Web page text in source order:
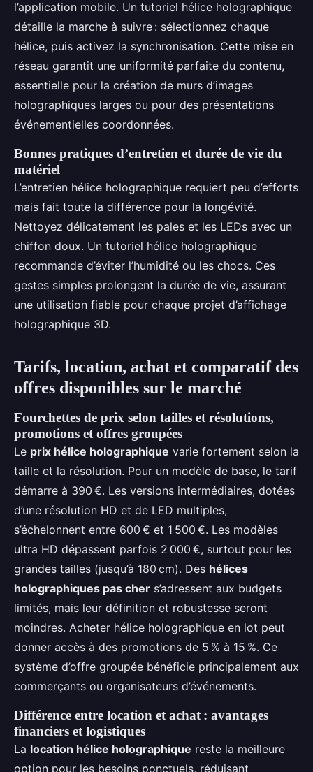
l’application mobile. Un tutoriel hélice holographique
détaille la marche à suivre : sélectionnez chaque
hélice, puis activez la synchronisation. Cette mise en
réseau garantit une uniformité parfaite du contenu,
essentielle pour la création de murs d’images
holographiques larges ou pour des présentations
événementielles coordonnées.
Bonnes pratiques d’entretien et durée de vie du
matériel
L’entretien hélice holographique requiert peu d’efforts
mais fait toute la différence pour la longévité.
Nettoyez délicatement les pales et les LEDs avec un
chiffon doux. Un tutoriel hélice holographique
recommande d’éviter l’humidité ou les chocs. Ces
gestes simples prolongent la durée de vie, assurant
une utilisation fiable pour chaque projet d’affichage
holographique 3D.
Tarifs, location, achat et comparatif des
offres disponibles sur le marché
Fourchettes de prix selon tailles et résolutions,
promotions et offres groupées
Le prix hélice holographique varie fortement selon la
taille et la résolution. Pour un modèle de base, le tarif
démarre à 390 €. Les versions intermédiaires, dotées
d’une résolution HD et de LED multiples,
s’échelonnent entre 600 € et 1 500 €. Les modèles
ultra HD dépassent parfois 2 000 €, surtout pour les
grandes tailles (jusqu’à 180 cm). Des hélices
holographiques pas cher s’adressent aux budgets
limités, mais leur définition et robustesse seront
moindres. Acheter hélice holographique en lot peut
donner accès à des promotions de 5 % à 15 %. Ce
système d’offre groupée bénéficie principalement aux
commerçants ou organisateurs d’événements.
Différence entre location et achat : avantages
financiers et logistiques
La location hélice holographique reste la meilleure
option pour les besoins ponctuels, réduisant